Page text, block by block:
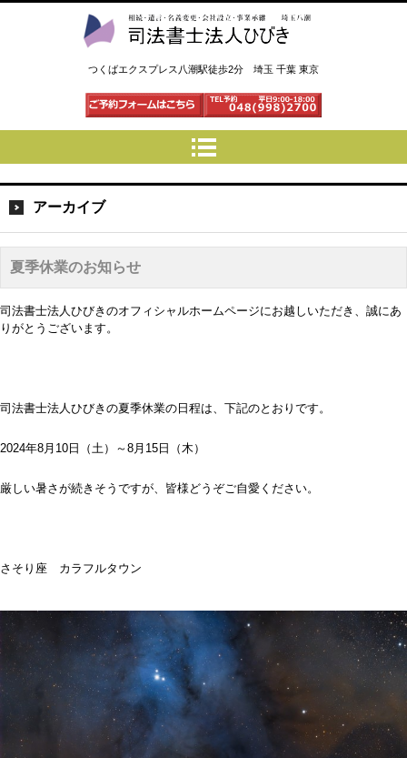
司法書士法人ひびき 八潮三郷
つくばエクスプレス八潮駅徒歩2分 埼玉 千葉 東京
アーカイブ
夏季休業のお知らせ
司法書士法人ひびきのオフィシャルホームページにお越しいただき、誠にあ
りがとうございます。
司法書士法人ひびきの夏季休業の日程は、下記のとおりです。
2024年8月10日（土）～8月15日（木）
厳しい暑さが続きそうですが、皆様どうぞご自愛ください。
さそり座 カラフルタウン